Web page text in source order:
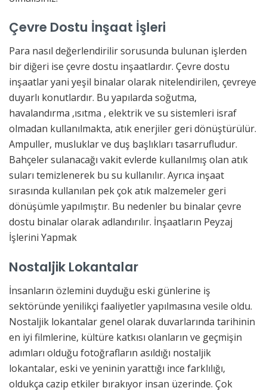
Çevre Dostu İnşaat İşleri
Para nasıl değerlendirilir sorusunda bulunan işlerden
bir diğeri ise çevre dostu inşaatlardır. Çevre dostu
inşaatlar yani yeşil binalar olarak nitelendirilen, çevreye
duyarlı konutlardır. Bu yapılarda soğutma,
havalandırma ,ısıtma , elektrik ve su sistemleri israf
olmadan kullanılmakta, atık enerjiler geri dönüştürülür.
Ampuller, musluklar ve duş başlıkları tasarrufludur.
Bahçeler sulanacağı vakit evlerde kullanılmış olan atık
suları temizlenerek bu su kullanılır. Ayrıca inşaat
sırasında kullanılan pek çok atık malzemeler geri
dönüşümle yapılmıştır. Bu nedenler bu binalar çevre
dostu binalar olarak adlandırılır. İnşaatların Peyzaj
İşlerini Yapmak
Nostaljik Lokantalar
İnsanların özlemini duyduğu eski günlerine iş
sektöründe yenilikçi faaliyetler yapılmasına vesile oldu.
Nostaljik lokantalar genel olarak duvarlarında tarihinin
en iyi filmlerine, kültüre katkısı olanların ve geçmişin
adımları olduğu fotoğrafların asıldığı nostaljik
lokantalar, eski ve yeninin yarattığı ince farklılığı,
oldukça cazip etkiler bırakıyor insan üzerinde. Çok